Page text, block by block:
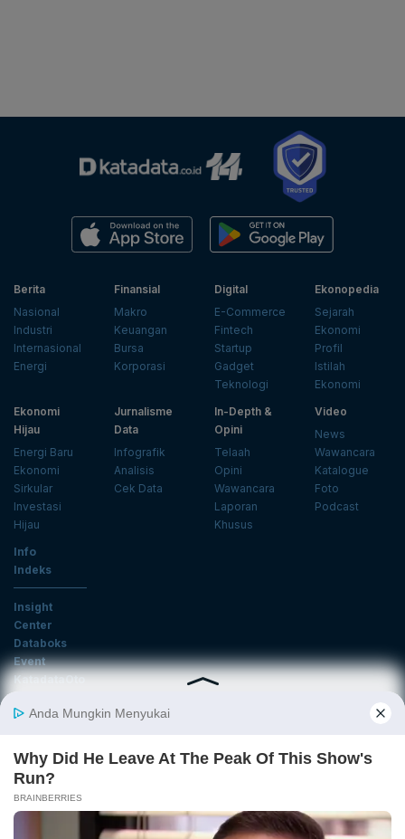
Berita
Nasional
Industri
Internasional
Energi
Finansial
Makro
Keuangan
Bursa
Korporasi
Digital
E-Commerce
Fintech
Startup
Gadget
Teknologi
Ekonopedia
Sejarah
Ekonomi
Profil
Istilah
Ekonomi
Ekonomi
Hijau
Energi Baru
Ekonomi
Sirkular
Investasi
Hijau
Jurnalisme
Data
Infografik
Analisis
Cek Data
In-Depth &
Opini
Telaah
Opini
Wawancara
Laporan
Khusus
Video
News
Wawancara
Katalogue
Foto
Podcast
Info
Indeks
Insight
Center
Databoks
Event
KatadataOto
Email
Daftar